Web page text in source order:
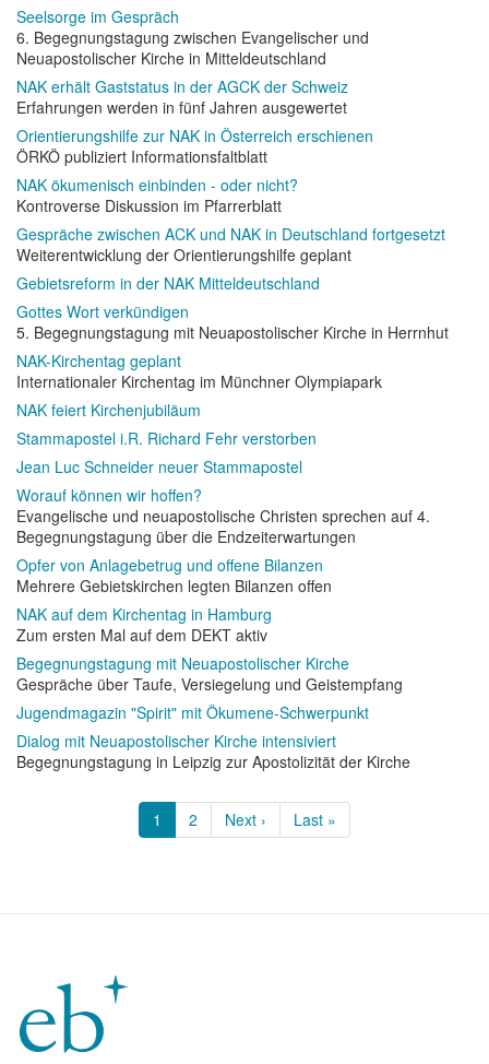
Seelsorge im Gespräch
6. Begegnungstagung zwischen Evangelischer und
Neuapostolischer Kirche in Mitteldeutschland
NAK erhält Gaststatus in der AGCK der Schweiz
Erfahrungen werden in fünf Jahren ausgewertet
Orientierungshilfe zur NAK in Österreich erschienen
ÖRKÖ publiziert Informationsfaltblatt
NAK ökumenisch einbinden - oder nicht?
Kontroverse Diskussion im Pfarrerblatt
Gespräche zwischen ACK und NAK in Deutschland fortgesetzt
Weiterentwicklung der Orientierungshilfe geplant
Gebietsreform in der NAK Mitteldeutschland
Gottes Wort verkündigen
5. Begegnungstagung mit Neuapostolischer Kirche in Herrnhut
NAK-Kirchentag geplant
Internationaler Kirchentag im Münchner Olympiapark
NAK feiert Kirchenjubiläum
Stammapostel i.R. Richard Fehr verstorben
Jean Luc Schneider neuer Stammapostel
Worauf können wir hoffen?
Evangelische und neuapostolische Christen sprechen auf 4.
Begegnungstagung über die Endzeiterwartungen
Opfer von Anlagebetrug und offene Bilanzen
Mehrere Gebietskirchen legten Bilanzen offen
NAK auf dem Kirchentag in Hamburg
Zum ersten Mal auf dem DEKT aktiv
Begegnungstagung mit Neuapostolischer Kirche
Gespräche über Taufe, Versiegelung und Geistempfang
Jugendmagazin "Spirit" mit Ökumene-Schwerpunkt
Dialog mit Neuapostolischer Kirche intensiviert
Begegnungstagung in Leipzig zur Apostolizität der Kirche
Seitennummerierung
Aktuelle
Seite
1 Page
2
Nächste
Seite
Next ›
Letzte
Seite
Last »